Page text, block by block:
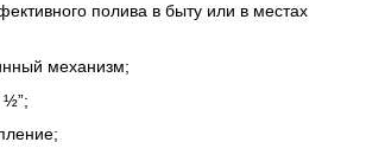
полива в быту или в местах
механизм;
½”;